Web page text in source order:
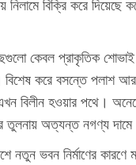
বিক্রি করে
কেবল প্রাকৃতিক শোভাই
বিশেষ করে বসন্তে পলাশ
এখন বিলীন হওয়ার পথে।
অত্যন্ত নগণ্য দামে
নতুন ভবন নির্মাণের